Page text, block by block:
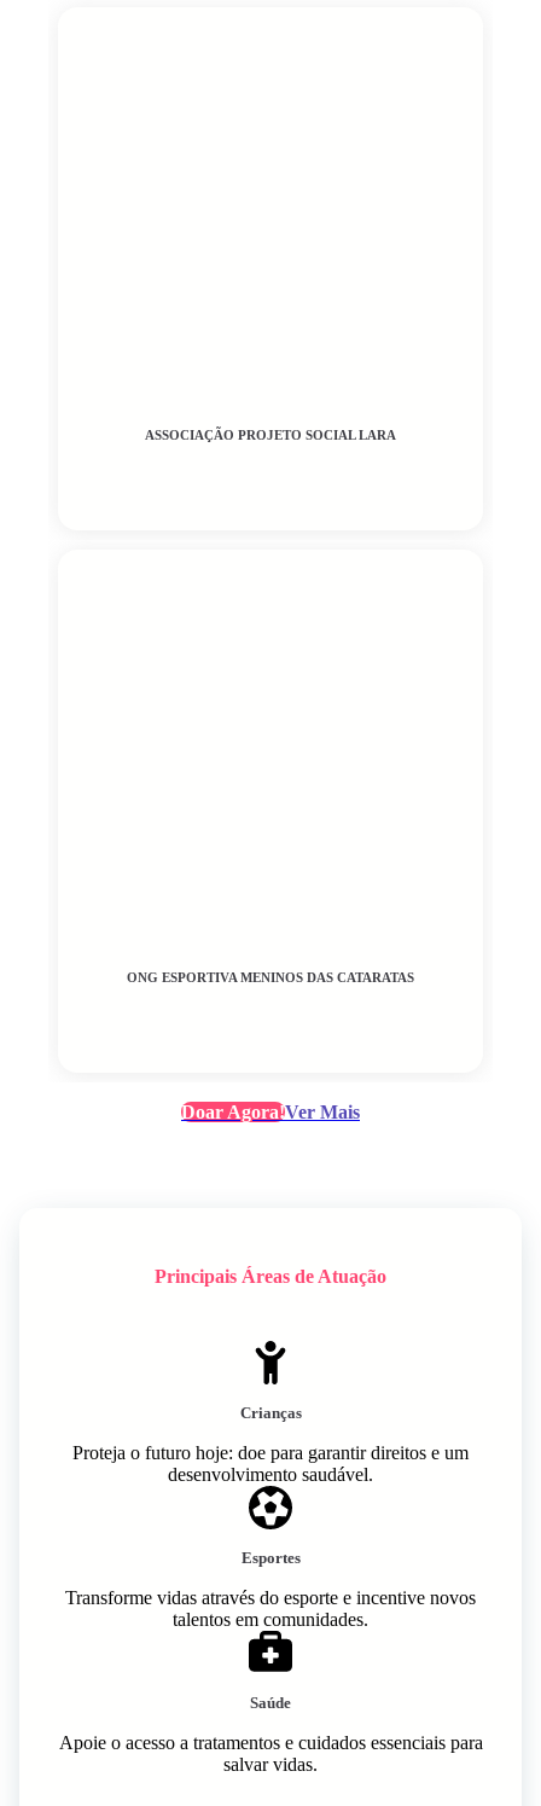
ASSOCIAÇÃO PROJETO SOCIAL LARA
ONG ESPORTIVA MENINOS DAS CATARATAS
Doar Agora!Ver Mais
Principais Áreas de Atuação
Crianças
Proteja o futuro hoje: doe para garantir direitos e um
desenvolvimento saudável.
Esportes
Transforme vidas através do esporte e incentive novos
talentos em comunidades.
Saúde
Apoie o acesso a tratamentos e cuidados essenciais para
salvar vidas.